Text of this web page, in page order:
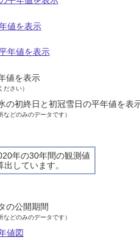
値を表示
年値を表示
値を表示
ださい）
の初終日と初冠雪日の平年値を表
などのみのデータです）
年の30年間の観測値
しています。
の公開期間
などのみのデータです）
値図